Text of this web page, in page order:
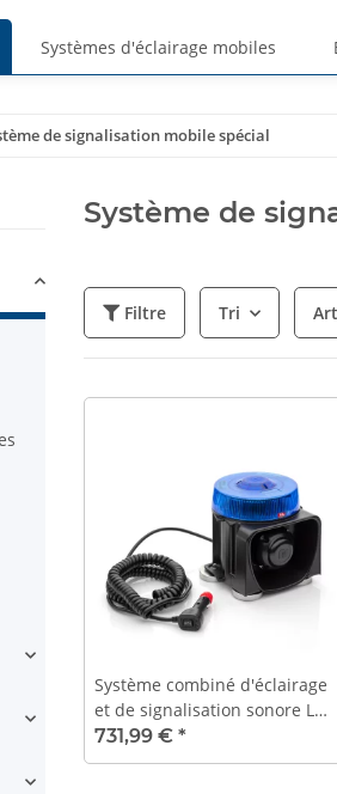
Systèmes d'éclairage mobiles
de signalisation mobile spécial
Système de
Filtre Tri
Système combiné d'éclairage
et de signalisation sonore LM
500-D avec homologation KBA
731,99 € *